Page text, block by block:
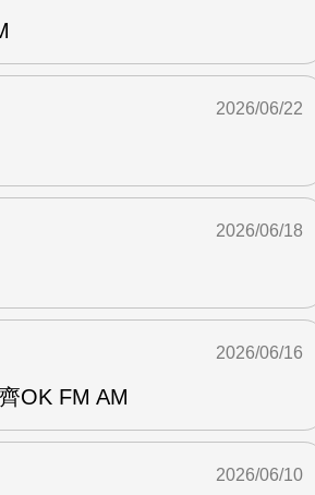
2026/06/22
2026/06/18
OK FM AM
2026/06/16
2026/06/10